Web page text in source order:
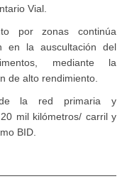
Vial.
por zonas continúa
en la auscultación del
mediante la
de alto rendimiento.
de la red primaria y
mil kilómetros/ carril y
BID.